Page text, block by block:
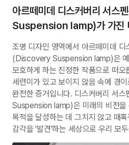
아르떼미데 디스커버리 서
Suspension lamp)가 가진
조명 디자인 영역에서 아르떼미데 디
(Discovery Suspension lamp)은 예
모호하게 하는 진정한 작품으로 떠오
세련미가 있고 보이지 않음 속에 경
완전한 증거입니다. 디스커버리 서
Suspension lamp)은 미래의 비전을
목적을 달성하는 데 그치지 않고 매
감각을 '발견'하는 세상으로 우리 모